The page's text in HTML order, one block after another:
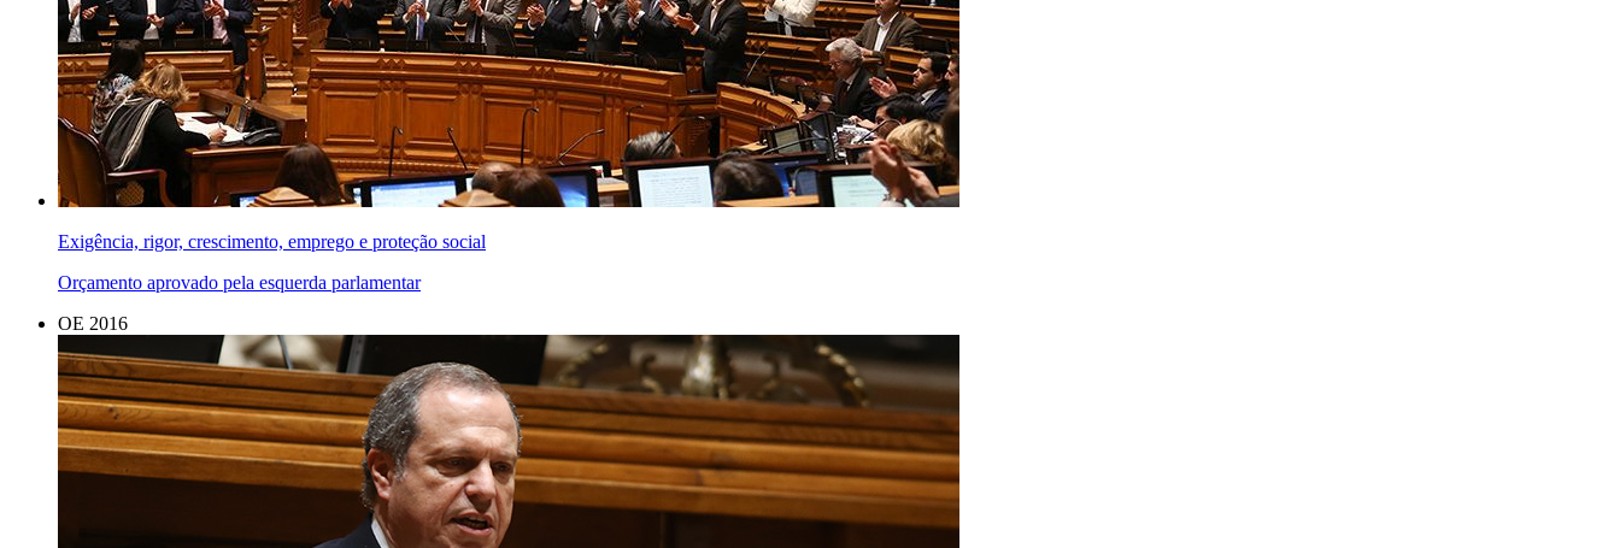
Exigência, rigor, crescimento, emprego e proteção social
Orçamento aprovado pela esquerda parlamentar
OE 2016